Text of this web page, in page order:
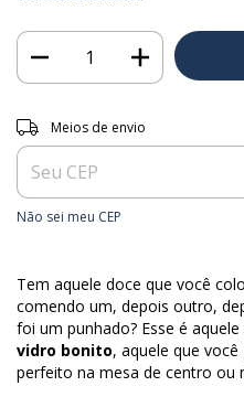
Entregas para o CEP:
Meios de envio
Não sei meu CEP
Tem aquele doce que você
comendo um, depois outro,
foi um punhado? Esse é
vidro bonito, aquele que
perfeito na mesa de centro ou